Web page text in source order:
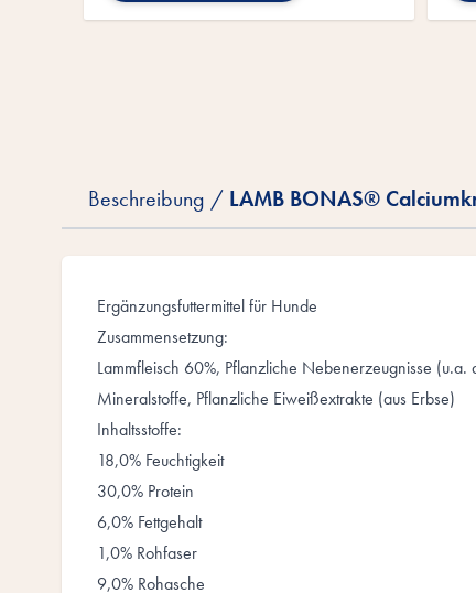
Beschreibung / LAMB BONAS®
Ergänzungsfuttermittel für Hunde
Zusammensetzung:
Lammfleisch 60%, Pflanzliche Nebenerzeugnisse (u.a.
Mineralstoffe, Pflanzliche Eiweißextrakte (aus Erbse)
Inhaltsstoffe:
18,0% Feuchtigkeit
30,0% Protein
6,0% Fettgehalt
1,0% Rohfaser
9,0% Rohasche